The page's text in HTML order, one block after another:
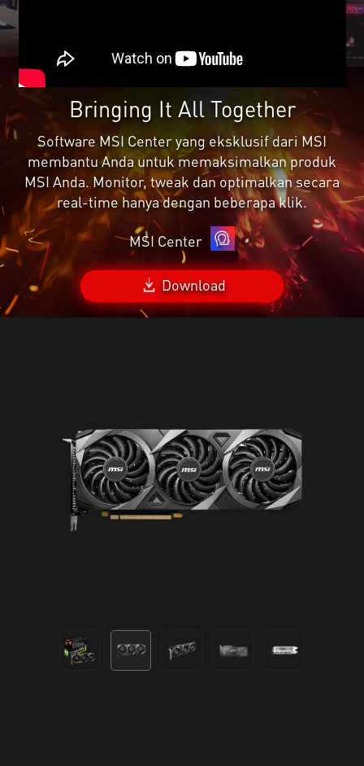
Bringing It All Together
Software MSI Center yang eksklusif dari MSI
membantu Anda untuk memaksimalkan produk
MSI Anda. Monitor, tweak dan optimalkan secara
real-time hanya dengan beberapa klik.
MSI Center
Download